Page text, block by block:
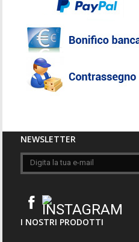
NEWSLETTER
I NOSTRI PRODOTTI